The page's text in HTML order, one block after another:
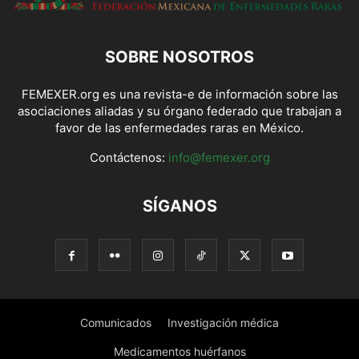
SOBRE NOSOTROS
FEMEXER.org es una revista-e de información sobre las
asociaciones aliadas y su órgano federado que trabajan a
favor de las enfermedades raras en México.
Contáctenos: info@femexer.org
SÍGANOS
Comunicados Investigación médica
Medicamentos huérfanos